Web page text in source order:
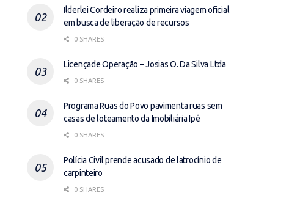
Ilderlei Cordeiro realiza primeira viagem oficial
em busca de liberação de recursos
0 SHARES
Licençade Operação – Josias O. Da Silva Ltda
0 SHARES
Programa Ruas do Povo pavimenta ruas sem
casas de loteamento da Imobiliária Ipê
0 SHARES
Polícia Civil prende acusado de latrocínio de
carpinteiro
0 SHARES